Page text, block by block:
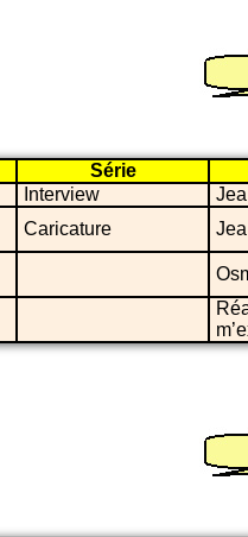
Série
Interview
Caricature